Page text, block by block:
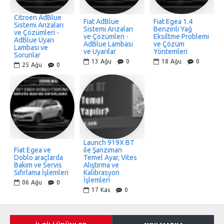
bluetooth
Kablosuz Bağlantı
wifi
Online Güncelleme
GELIŞMIŞ SERVIS İŞLEVLERI
Launch CRP 919X BT, araç bakımında ihtiyaç
duyabileceğiniz 30'dan fazla ileri düzey servis işlevini
Citroen AdBlue
Sistemi Arızaları
ve Çözümleri -
AdBlue Uyarı
Lambası ve
Sorunlar
25 Ağu 0
Fiat AdBlue
Sistemi Arızaları
ve Çözümleri -
AdBlue Lambası
ve Uyarılar
13 Ağu 0
Fiat Egea 1.4
Benzinli Yağ
Eksiltme Problemi
ve Çözüm
Yöntemleri
18 Ağu 0
Fiat Egea ve
Doblo araçlarda
Bakım ve Servis
Sıfırlama İşlemleri
06 Ağu 0
Launch 919X BT
ile Şanzıman
Temel Ayar, Vites
Alıştırma ve
Kalibrasyon
İşlemleri
17 Kas 0